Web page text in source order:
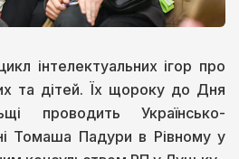
інтелектуальних ігор про
та дітей. Їх щороку до Дня
проводить Українсько-
Томаша Падури в Рівному у